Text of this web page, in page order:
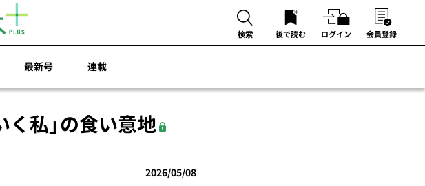
検索 後で読む ログイン 会員登録
最新号 連載
私」の食い意地
2026/05/08